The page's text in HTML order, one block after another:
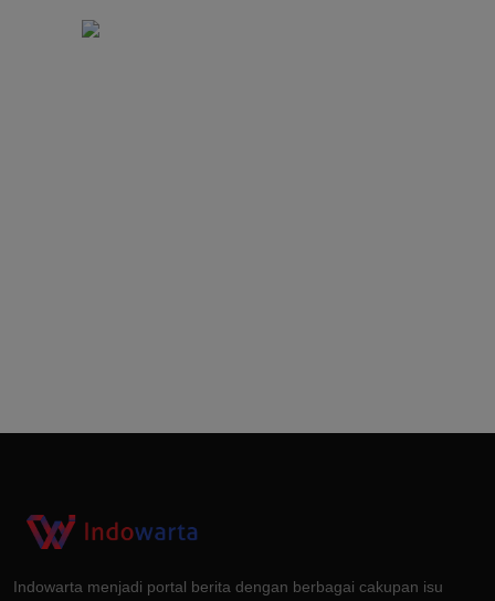
Indowarta menjadi portal berita dengan berbagai cakupan isu